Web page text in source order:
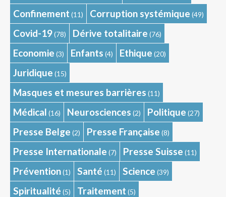
Confinement (11) Corruption systémique (49)
Covid-19(78) Dérive totalitaire (76)
Economie (3) Enfants (4) Ethique (20)
Juridique (15)
Masques et mesures barrières (11)
Médical (16) Neurosciences (2) Politique (27)
Presse Belge (2) Presse Française (8)
Presse Internationale (7) Presse Suisse (11)
Prévention(1) Santé (11) Science (39)
Spiritualité (5) Traitement (5)